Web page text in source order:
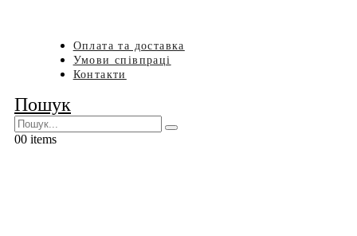
Оплата та доставка
Умови співпраці
Контакти
Пошук
00 items